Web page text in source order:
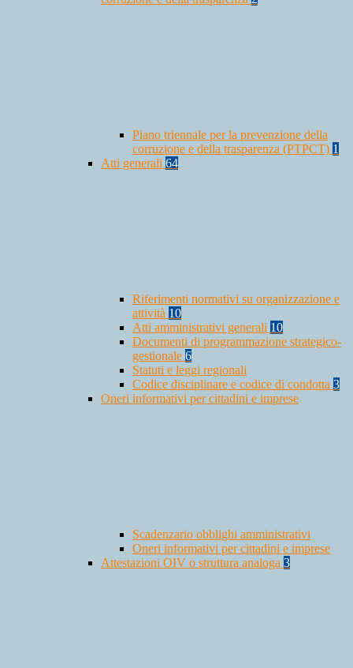
Piano triennale per la prevenzione della
corruzione e della trasparenza (PTPCT) 1
Atti generali 64
Riferimenti normativi su organizzazione e
attività 10
Atti amministrativi generali 10
Documenti di programmazione strategico-
gestionale 6
Statuti e leggi regionali
Codice disciplinare e codice di condotta 3
Oneri informativi per cittadini e imprese
Scadenzario obblighi amministrativi
Oneri informativi per cittadini e imprese
Attestazioni OIV o struttura analoga 3